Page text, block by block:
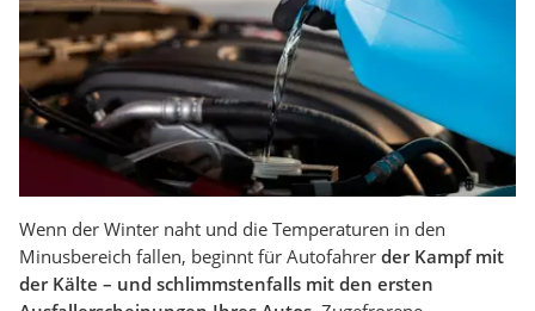
Wenn der Winter naht und die Temperaturen in den
Minusbereich fallen, beginnt für Autofahrer der Kampf mit
der Kälte – und schlimmstenfalls mit den ersten